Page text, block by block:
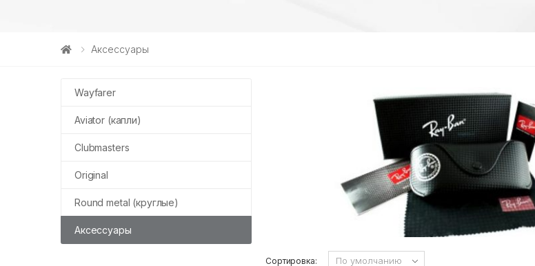
Аксессуары
Wayfarer
Aviator (капли)
Clubmasters
Original
Round metal (круглые)
Аксессуары
Сортировка: